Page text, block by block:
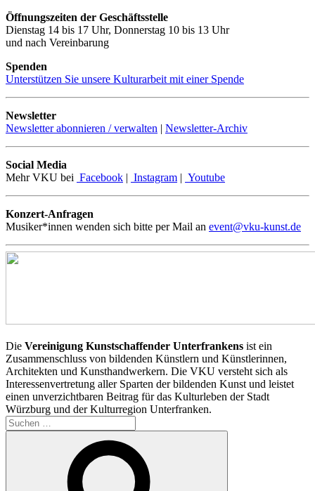
Öffnungszeiten der Geschäftsstelle
Dienstag 14 bis 17 Uhr, Donnerstag 10 bis 13 Uhr
und nach Vereinbarung
Spenden
Unterstützen Sie unsere Kulturarbeit mit einer Spende
Newsletter
Newsletter abonnieren / verwalten | Newsletter-Archiv
Social Media
Mehr VKU bei Facebook | Instagram | Youtube
Konzert-Anfragen
Musiker*innen wenden sich bitte per Mail an event@vku-kunst.de
Die Vereinigung Kunstschaffender Unterfrankens ist ein
Zusammenschluss von bildenden Künstlern und Künstlerinnen,
Architekten und Kunsthandwerkern. Die VKU versteht sich als
Interessenvertretung aller Sparten der bildenden Kunst und leistet
einen unverzichtbaren Beitrag für das Kulturleben der Stadt
Würzburg und der Kulturregion Unterfranken.
Suchen
nach: